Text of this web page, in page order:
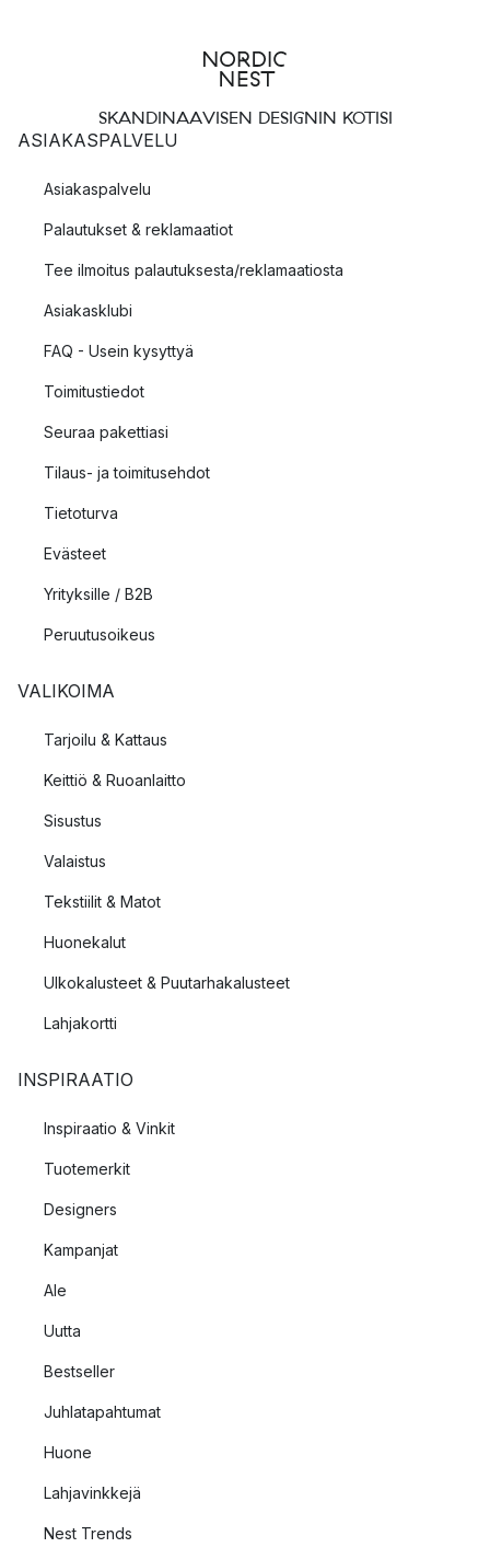
SKANDINAAVISEN DESIGNIN KOTISI
ASIAKASPALVELU
Asiakaspalvelu
Palautukset & reklamaatiot
Tee ilmoitus palautuksesta/reklamaatiosta
Asiakasklubi
FAQ - Usein kysyttyä
Toimitustiedot
Seuraa pakettiasi
Tilaus- ja toimitusehdot
Tietoturva
Evästeet
Yrityksille / B2B
Peruutusoikeus
VALIKOIMA
Tarjoilu & Kattaus
Keittiö & Ruoanlaitto
Sisustus
Valaistus
Tekstiilit & Matot
Huonekalut
Ulkokalusteet & Puutarhakalusteet
Lahjakortti
INSPIRAATIO
Inspiraatio & Vinkit
Tuotemerkit
Designers
Kampanjat
Ale
Uutta
Bestseller
Juhlatapahtumat
Huone
Lahjavinkkejä
Nest Trends